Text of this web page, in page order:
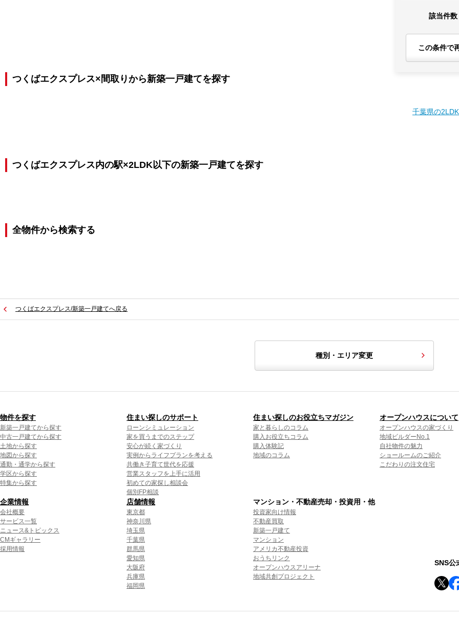
該当件数
この条件で
つくばエクスプレス×間取りから新築一戸建てを探す
千葉県の
つくばエクスプレス内の駅×2LDK以下の新築一戸建てを探す
全物件から検索する
つくばエクスプレス/新築一戸建てへ戻る
種別・エリア変更
物件を探す
新築一戸建てから探す
中古一戸建てから探す
土地から探す
地図から探す
通勤・通学から探す
学区から探す
特集から探す
住まい探しのサポート
ローンシミュレーション
家を買うまでのステップ
安心が続く家づくり
実例からライフプランを考える
共働き子育て世代を応援
営業スタッフを上手に活用
初めての家探し相談会
個別FP相談
住まい探しのお役立ちマガジン
家と暮らしのコラム
購入お役立ちコラム
購入体験記
地域のコラム
オープンハウスについて
オープンハウスの家づくり
地域ビルダーNo.1
自社物件の魅力
ショールームのご紹介
こだわりの注文住宅
企業情報
会社概要
サービス一覧
ニュース&トピックス
CMギャラリー
採用情報
店舗情報
東京都
神奈川県
埼玉県
千葉県
群馬県
愛知県
大阪府
兵庫県
福岡県
マンション・不動産売却・投資用・他
投資家向け情報
不動産買取
新築一戸建て
マンション
アメリカ不動産投資
おうちリンク
オープンハウスアリーナ
地域共創プロジェクト
SNS公